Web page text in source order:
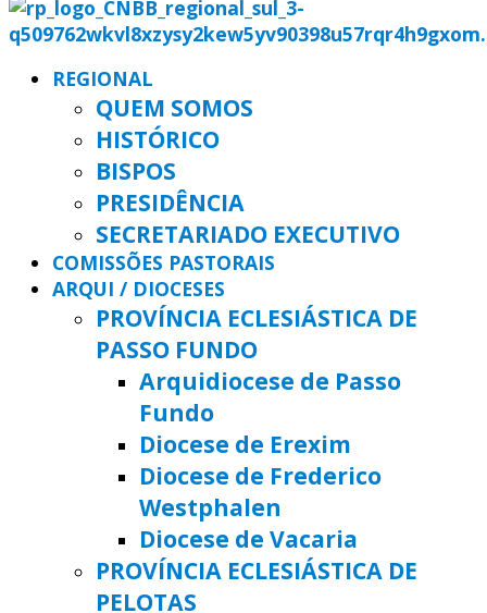
REGIONAL
QUEM SOMOS
HISTÓRICO
BISPOS
PRESIDÊNCIA
SECRETARIADO EXECUTIVO
COMISSÕES PASTORAIS
ARQUI / DIOCESES
PROVÍNCIA ECLESIÁSTICA DE
PASSO FUNDO
Arquidiocese de Passo
Fundo
Diocese de Erexim
Diocese de Frederico
Westphalen
Diocese de Vacaria
PROVÍNCIA ECLESIÁSTICA DE
PELOTAS